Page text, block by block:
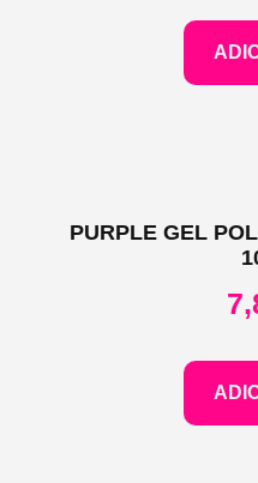
PURPLE GEL